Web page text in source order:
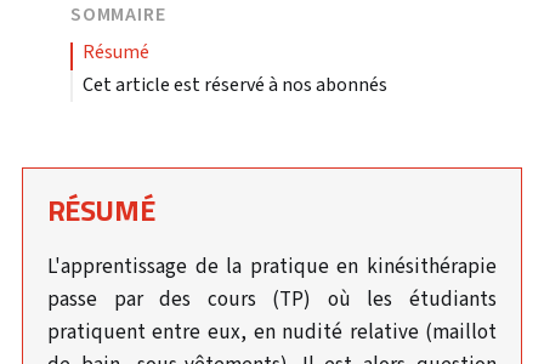
SOMMAIRE
résumé
Cet article est réservé à nos abonnés
RÉSUMÉ
L'apprentissage de la pratique en kinésithérapie
passe par des cours (TP) où les étudiants
pratiquent entre eux, en nudité relative (maillot